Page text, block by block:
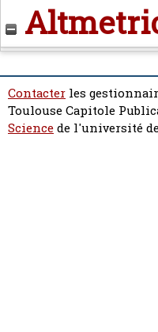
Contacter les
Toulouse Capitole
Sciencede l'université